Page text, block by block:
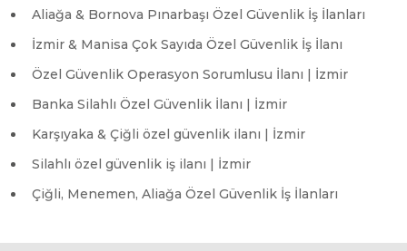
Aliağa & Bornova Pınarbaşı Özel Güvenlik İş İlanları
İzmir & Manisa Çok Sayıda Özel Güvenlik İş İlanı
Özel Güvenlik Operasyon Sorumlusu İlanı | İzmir
Banka Silahlı Özel Güvenlik İlanı | İzmir
Karşıyaka & Çiğli özel güvenlik ilanı | İzmir
Silahlı özel güvenlik iş ilanı | İzmir
Çiğli, Menemen, Aliağa Özel Güvenlik İş İlanları